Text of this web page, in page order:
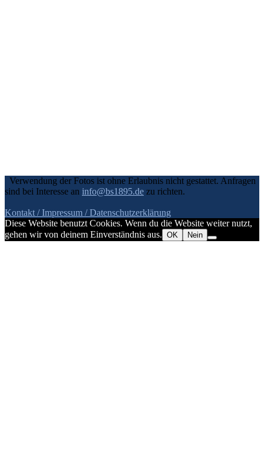
Verwendung der Fotos ist ohne Erlaubnis nicht gestattet. Anfragen
sind bei Interesse an info@bs1895.de zu richten.
Kontakt / Impressum / Datenschutzerklärung
Diese Website benutzt Cookies. Wenn du die Website weiter nutzt,
gehen wir von deinem Einverständnis aus. OK Nein